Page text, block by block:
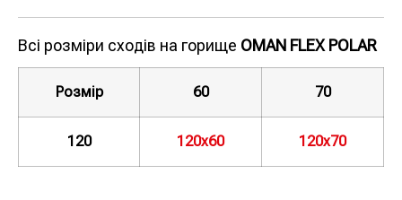
Всі розміри сходів на горище OMAN FLEX POLAR
Розмір 60 70
120 120х60 120х70